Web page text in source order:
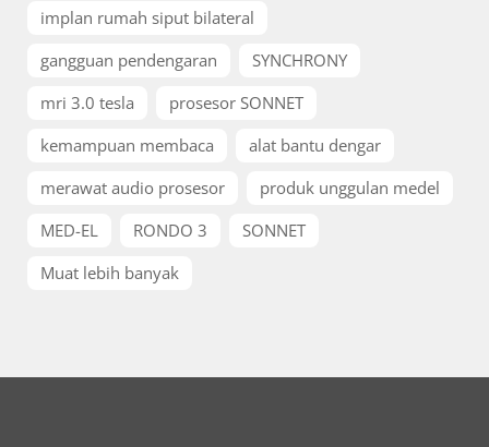
implan rumah siput bilateral
gangguan pendengaran
SYNCHRONY
mri 3.0 tesla
prosesor SONNET
kemampuan membaca
alat bantu dengar
merawat audio prosesor
produk unggulan medel
MED-EL
RONDO 3
SONNET
Muat lebih banyak